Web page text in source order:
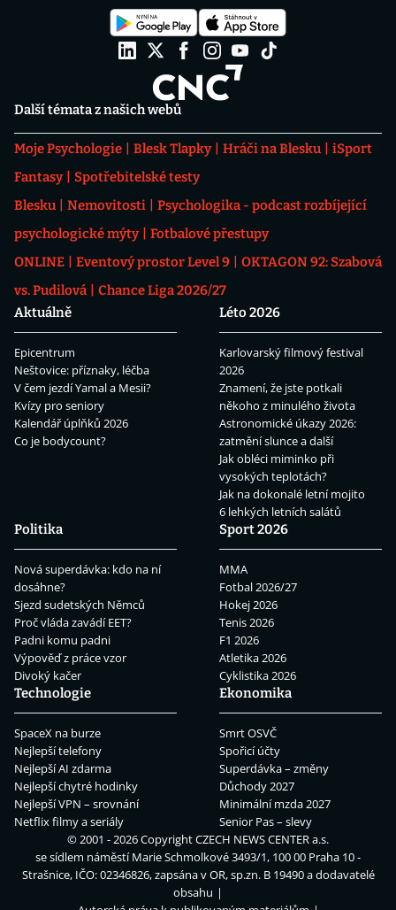
Další témata z našich webů
Moje Psychologie Blesk Tlapky Hráči na Blesku
iSport
Fantasy
Spotřebitelské testy
Blesku
Nemovitosti
Psychologika - podcast rozbíjející
psychologické mýty
Fotbalové přestupy
ONLINE
Eventový prostor Level 9
OKTAGON 92: Szabová
vs. Pudilová
Chance Liga 2026/27
Aktuálně
Epicentrum
Neštovice: příznaky, léčba
V čem jezdí Yamal a Mesii?
Kvízy pro seniory
Kalendář úplňků 2026
Co je bodycount?
Léto 2026
Karlovarský filmový festival
2026
Znamení, že jste potkali
někoho z minulého života
Astronomické úkazy 2026:
zatmění slunce a další
Jak obléci miminko při
vysokých teplotách?
Jak na dokonalé letní mojito
6 lehkých letních salátů
Politika
Nová superdávka: kdo na ní
dosáhne?
Sjezd sudetských Němců
Proč vláda zavádí EET?
Padni komu padni
Výpověď z práce vzor
Divoký kačer
Sport 2026
MMA
Fotbal 2026/27
Hokej 2026
Tenis 2026
F1 2026
Atletika 2026
Cyklistika 2026
Technologie
SpaceX na burze
Nejlepší telefony
Nejlepší AI zdarma
Nejlepší chytré hodinky
Nejlepší VPN – srovnání
Netflix filmy a seriály
Ekonomika
Smrt OSVČ
Spořicí účty
Superdávka – změny
Důchody 2027
Minimální mzda 2027
Senior Pas – slevy
© 2001 - 2026 CopyrightCZECH NEWS CENTER a.s.
se sídlem náměstí Marie Schmolkové 3493/1, 100 00 Praha 10 -
Strašnice, IČO: 02346826, zapsána v OR, sp.zn. B 19490 a dodavatelé
obsahu